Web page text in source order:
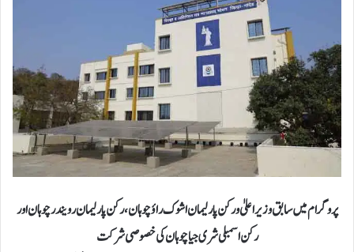
پروگرام میں سابق وزیر اعلیٰ و رکن پارلیمان اشوک راؤ چوہان، رکن پارلیمان رویندر چوہان اور
رکن اسمبلی شری جیا چوہان کی خصوصی شرکت